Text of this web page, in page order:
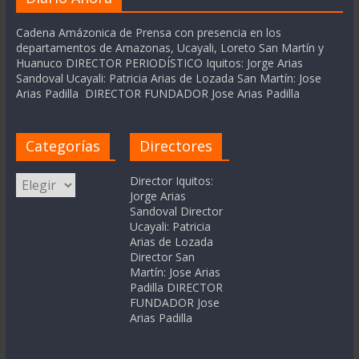
Cadena Amázonica de Prensa con presencia en los
departamentos de Amazonas, Ucayali, Loreto San Martín y
Huanuco DIRECTOR PERIODÍSTICO Iquitos: Jorge Arias
Sandoval Ucayali: Patricia Arias de Lozada San Martín: Jose
Arias Padilla DIRECTOR FUNDADOR Jose Arias Padilla
Categorías
Categorías
Directores
Director Iquitos:
Jorge Arias
Sandoval Director
Ucayali: Patricia
Arias de Lozada
Director San
Martín: Jose Arias
Padilla DIRECTOR
FUNDADOR Jose
Arias Padilla